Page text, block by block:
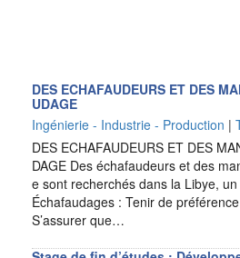
DES ECHAFAUDEURS ET DES
UDAGE
Ingénierie - Industrie - Production |
DES ECHAFAUDEURS ET DES
DAGE Des échafaudeurs et des
e sont recherchés dans la Libye,
Échafaudages : Tenir de
S’assurer que…